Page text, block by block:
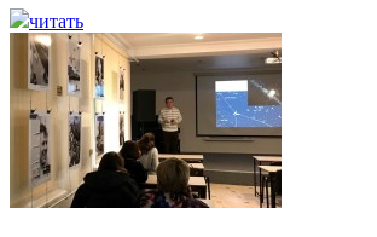
читать